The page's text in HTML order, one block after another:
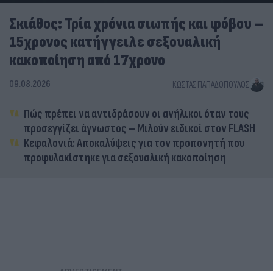
Σκιάθος: Τρία χρόνια σιωπής και φόβου –
15χρονος κατήγγειλε σεξουαλική
κακοποίηση από 17χρονο
09.08.2026 ΚΏΣΤΑΣ ΠΑΠΑΔΌΠΟΥΛΟΣ
Πώς πρέπει να αντιδράσουν οι ανήλικοι όταν τους
προσεγγίζει άγνωστος – Μιλούν ειδικοί στον FLASH
Κεφαλονιά: Αποκαλύψεις για τον προπονητή που
προφυλακίστηκε για σεξουαλική κακοποίηση